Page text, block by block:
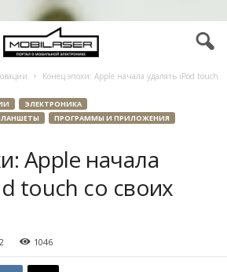
Конец эпохи: Apple начала удалять iPod touch
ЭЛЕКТРОНИКА
ПРОГРАММЫ И ПРИЛОЖЕНИЯ
Apple начала
touch со своих
1046